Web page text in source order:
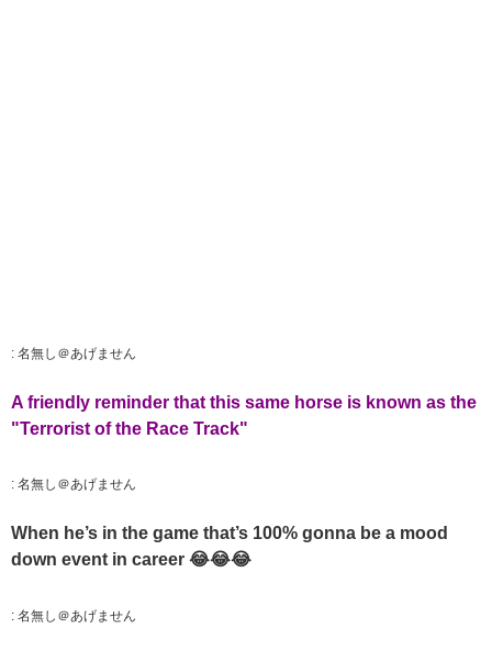
: 名無し＠あげません
A friendly reminder that this same horse is known as the
"Terrorist of the Race Track"
: 名無し＠あげません
When he’s in the game that’s 100% gonna be a mood
down event in career 😂😂😂
: 名無し＠あげません